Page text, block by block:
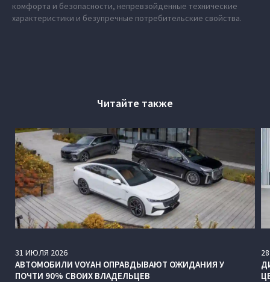
комфорта и безопасности, непревзойденные технические
характеристики и безупречные потребительские свойства.
Читайте также
31 ИЮЛЯ 2026
АВТОМОБИЛИ VOYAH ОПРАВДЫВАЮТ ОЖИДАНИЯ У
ПОЧТИ 90% СВОИХ ВЛАДЕЛЬЦЕВ
28